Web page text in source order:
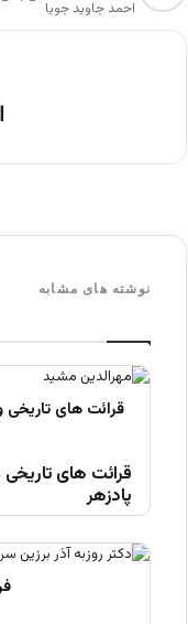
احمد جاوید جویا
نوشته های مشابه
قرائت های تاریخی
پادزهر